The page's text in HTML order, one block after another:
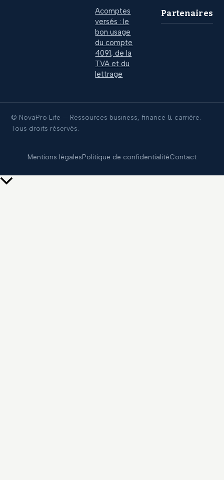
Acomptes
versés : le
bon usage
du compte
4091, de la
TVA et du
lettrage
Partenaires
© NovaPro Life — Ressources business, finance & carrière.
Tous droits réservés.
Mentions légalesPolitique de confidentialitéContact